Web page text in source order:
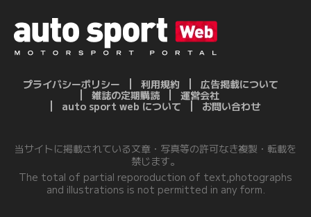
プライバシーポリシー 利用規約
広告掲載について
雑誌の定期購読
運営会社
auto sport web について
お問い合わせ
当サイトに掲載されている文章・写真等の許可なき複製・転載を
禁じます。
The total of partial reporoduction of text,photographs
and illustrations is not permitted in any form.